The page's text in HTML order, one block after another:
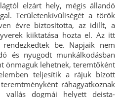
elzárt hely, mégis állandó
Területenkívüliségét a török
évre biztosította, az idillt, a
kiiktatása hozta el. Az itt
rendezkedtek be. Napjaik nem
és nyugodt munkálkodásban
önmaguk lehetnek, teremtőként
teljesítik a rájuk bízott
ráhagyatkoznak
vallás dogmái helyett deista-